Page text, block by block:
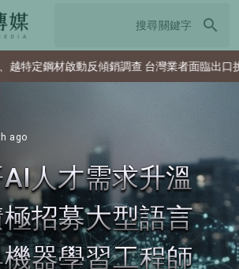
search
啟動反傾銷調查 台灣業者面臨出口挑戰
ago
人才需求升溫
招募大型語言
器學習工程師